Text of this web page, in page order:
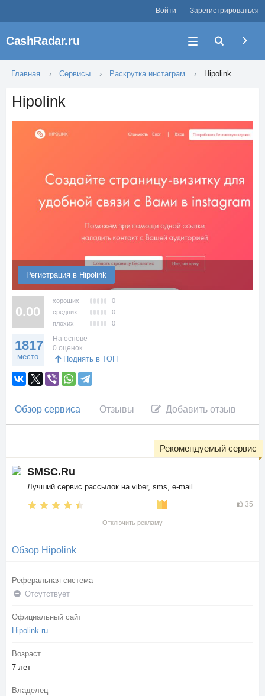
Войти Зарегистрироваться
CashRadar.ru
Главная Сервисы Раскрутка инстаграм Hipolink
Hipolink
Регистрация в Hipolink
0.00
хороших
0
средних
0
плохих
0
1817
место
На основе
0 оценок
Поднять в ТОП
Обзор сервиса Отзывы Добавить отзыв
SMSC.Ru
Лучший сервис рассылок на viber, sms, e-mail
35
Рекомендуемый сервис
Отключить рекламу
Обзор Hipolink
Реферальная система
Отсутствует
Официальный сайт
Hipolink.ru
Возраст
7 лет
Владелец